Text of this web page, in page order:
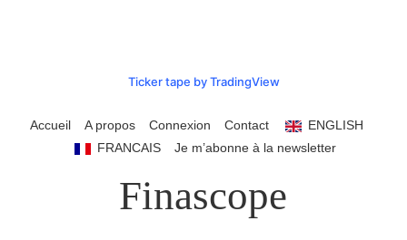
Ticker tape by TradingView
Accueil A propos Connexion Contact
ENGLISH
FRANCAIS
Je m’abonne à la newsletter
Finascope